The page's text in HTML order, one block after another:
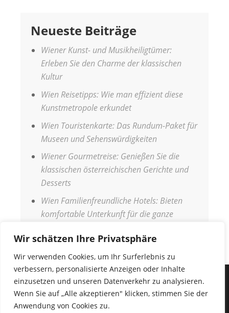
Wir schätzen Ihre Privatsphäre
Wir verwenden Cookies, um Ihr Surferlebnis zu
verbessern, personalisierte Anzeigen oder Inhalte
einzusetzen und unseren Datenverkehr zu analysieren.
Wenn Sie auf „Alle akzeptieren" klicken, stimmen Sie der
Anwendung von Cookies zu.
Neueste Beiträge
Wiener Kunst- und Musikheiligtümer:
Erleben Sie den Charme der klassischen
Kultur
Wien Reisetipps: Wie man effizient diese
Kunstmetropole erkundet
Wien Touristenkarte: Das Rundum-Paket für
Museen und Sehenswürdigkeiten
Wiener Gourmetreise: Genießen Sie die
klassischen österreichischen Gerichte und
Desserts
Wien Familienfreundliche Hotels: Bieten
komfortable Unterkunft für die ganze
IMPRESSUM
DATENSCHUTZERKLÄRUNG